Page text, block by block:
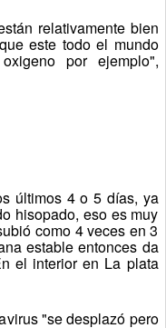
relativamente bien
este todo el mundo
por ejemplo",
últimos 4 o 5 días, ya
hisopado, eso es muy
como 4 veces en 3
estable entonces da
el interior en La plata
"se desplazó pero